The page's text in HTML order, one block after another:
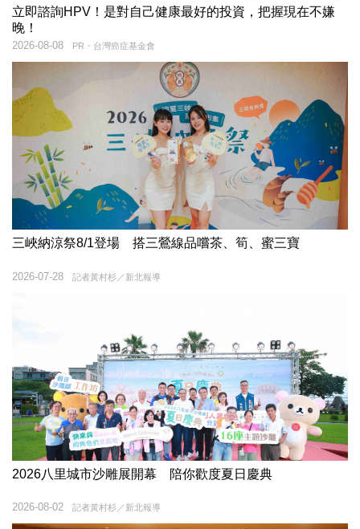
立即諮詢HPV！是對自己健康最好的投資，把握現在不嫌
晚！
PR・台灣癌症基金會
2026-08-08
三峽納涼祭8/1登場 搭三鶯線品嚐茶、筍、蜜三寶
記者黃村杉／新北報導
2026-07-28
2026八里城市沙雕展開幕 陪你歡度夏日慶典
記者黃村杉／新北報導
2026-08-02